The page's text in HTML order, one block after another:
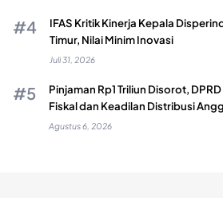
IFAS Kritik Kinerja Kepala
Timur, Nilai Minim Inovasi
Juli 31, 2026
Pinjaman Rp1 Triliun Disorot,
Fiskal dan Keadilan Distribusi
Agustus 6, 2026